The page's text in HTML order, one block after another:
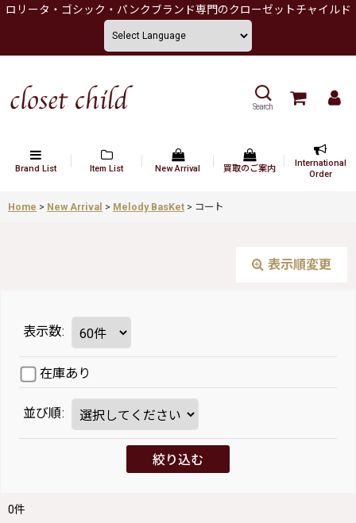
ロリータ・ゴシック・パンクブランド専門のクローゼットチャイルド
Search
Brand List Item List New Arrival 買取のご案内
International
Order
Home > New Arrival > Melody BasKet > コート
表示順変更
表示数:
在庫あり
並び順:
絞り込む
0件